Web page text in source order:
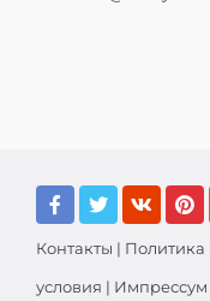
Контакты | Политика
условия | Импрессум